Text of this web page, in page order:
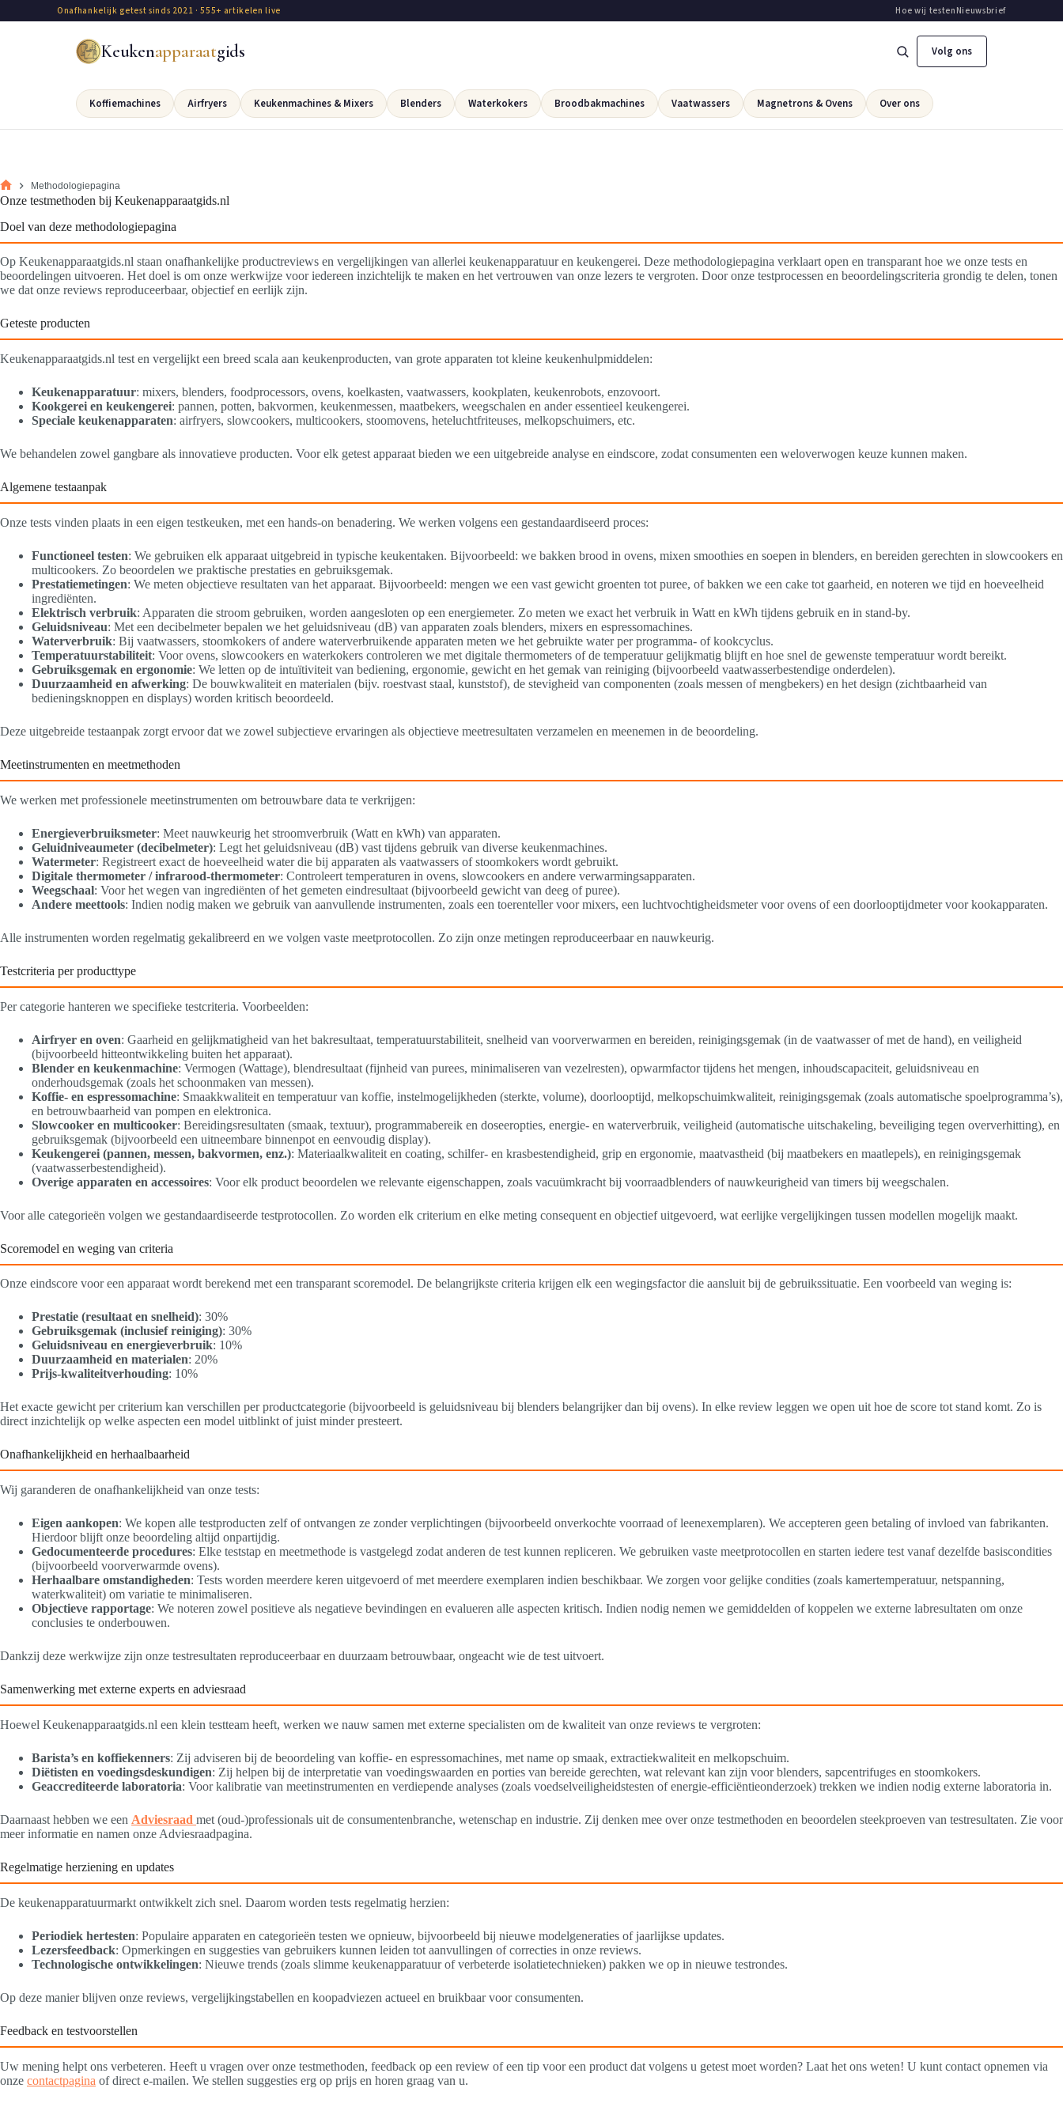
Onafhankelijk getest sinds 2021 · 555+ artikelen live Hoe wij testenNieuwsbrief
Keukenapparaatgids Volg ons
Koffiemachines Airfryers Keukenmachines & Mixers Blenders Waterkokers Broodbakmachines Vaatwassers Magnetrons & Ovens Over ons
Methodologiepagina
Onze testmethoden bij Keukenapparaatgids.nl
Doel van deze methodologiepagina
Op Keukenapparaatgids.nl staan onafhankelijke productreviews en vergelijkingen van allerlei keukenapparatuur en keukengerei. Deze methodologiepagina verklaart open en transparant hoe we onze tests en
beoordelingen uitvoeren. Het doel is om onze werkwijze voor iedereen inzichtelijk te maken en het vertrouwen van onze lezers te vergroten. Door onze testprocessen en beoordelingscriteria grondig te delen, tonen
we dat onze reviews reproduceerbaar, objectief en eerlijk zijn.
Geteste producten
Keukenapparaatgids.nl test en vergelijkt een breed scala aan keukenproducten, van grote apparaten tot kleine keukenhulpmiddelen:
Keukenapparatuur: mixers, blenders, foodprocessors, ovens, koelkasten, vaatwassers, kookplaten, keukenrobots, enzovoort.
Kookgerei en keukengerei: pannen, potten, bakvormen, keukenmessen, maatbekers, weegschalen en ander essentieel keukengerei.
Speciale keukenapparaten: airfryers, slowcookers, multicookers, stoomovens, heteluchtfriteuses, melkopschuimers, etc.
We behandelen zowel gangbare als innovatieve producten. Voor elk getest apparaat bieden we een uitgebreide analyse en eindscore, zodat consumenten een weloverwogen keuze kunnen maken.
Algemene testaanpak
Onze tests vinden plaats in een eigen testkeuken, met een hands-on benadering. We werken volgens een gestandaardiseerd proces:
Functioneel testen: We gebruiken elk apparaat uitgebreid in typische keukentaken. Bijvoorbeeld: we bakken brood in ovens, mixen smoothies en soepen in blenders, en bereiden gerechten in slowcookers en
multicookers. Zo beoordelen we praktische prestaties en gebruiksgemak.
Prestatiemetingen: We meten objectieve resultaten van het apparaat. Bijvoorbeeld: mengen we een vast gewicht groenten tot puree, of bakken we een cake tot gaarheid, en noteren we tijd en hoeveelheid
ingrediënten.
Elektrisch verbruik: Apparaten die stroom gebruiken, worden aangesloten op een energiemeter. Zo meten we exact het verbruik in Watt en kWh tijdens gebruik en in stand-by.
Geluidsniveau: Met een decibelmeter bepalen we het geluidsniveau (dB) van apparaten zoals blenders, mixers en espressomachines.
Waterverbruik: Bij vaatwassers, stoomkokers of andere waterverbruikende apparaten meten we het gebruikte water per programma- of kookcyclus.
Temperatuurstabiliteit: Voor ovens, slowcookers en waterkokers controleren we met digitale thermometers of de temperatuur gelijkmatig blijft en hoe snel de gewenste temperatuur wordt bereikt.
Gebruiksgemak en ergonomie: We letten op de intuïtiviteit van bediening, ergonomie, gewicht en het gemak van reiniging (bijvoorbeeld vaatwasserbestendige onderdelen).
Duurzaamheid en afwerking: De bouwkwaliteit en materialen (bijv. roestvast staal, kunststof), de stevigheid van componenten (zoals messen of mengbekers) en het design (zichtbaarheid van
bedieningsknoppen en displays) worden kritisch beoordeeld.
Deze uitgebreide testaanpak zorgt ervoor dat we zowel subjectieve ervaringen als objectieve meetresultaten verzamelen en meenemen in de beoordeling.
Meetinstrumenten en meetmethoden
We werken met professionele meetinstrumenten om betrouwbare data te verkrijgen:
Energieverbruiksmeter: Meet nauwkeurig het stroomverbruik (Watt en kWh) van apparaten.
Geluidniveaumeter (decibelmeter): Legt het geluidsniveau (dB) vast tijdens gebruik van diverse keukenmachines.
Watermeter: Registreert exact de hoeveelheid water die bij apparaten als vaatwassers of stoomkokers wordt gebruikt.
Digitale thermometer / infrarood-thermometer: Controleert temperaturen in ovens, slowcookers en andere verwarmingsapparaten.
Weegschaal: Voor het wegen van ingrediënten of het gemeten eindresultaat (bijvoorbeeld gewicht van deeg of puree).
Andere meettools: Indien nodig maken we gebruik van aanvullende instrumenten, zoals een toerenteller voor mixers, een luchtvochtigheidsmeter voor ovens of een doorlooptijdmeter voor kookapparaten.
Alle instrumenten worden regelmatig gekalibreerd en we volgen vaste meetprotocollen. Zo zijn onze metingen reproduceerbaar en nauwkeurig.
Testcriteria per producttype
Per categorie hanteren we specifieke testcriteria. Voorbeelden:
Airfryer en oven: Gaarheid en gelijkmatigheid van het bakresultaat, temperatuurstabiliteit, snelheid van voorverwarmen en bereiden, reinigingsgemak (in de vaatwasser of met de hand), en veiligheid
(bijvoorbeeld hitteontwikkeling buiten het apparaat).
Blender en keukenmachine: Vermogen (Wattage), blendresultaat (fijnheid van purees, minimaliseren van vezelresten), opwarmfactor tijdens het mengen, inhoudscapaciteit, geluidsniveau en
onderhoudsgemak (zoals het schoonmaken van messen).
Koffie- en espressomachine: Smaakkwaliteit en temperatuur van koffie, instelmogelijkheden (sterkte, volume), doorlooptijd, melkopschuimkwaliteit, reinigingsgemak (zoals automatische spoelprogramma’s),
en betrouwbaarheid van pompen en elektronica.
Slowcooker en multicooker: Bereidingsresultaten (smaak, textuur), programmabereik en doseeropties, energie- en waterverbruik, veiligheid (automatische uitschakeling, beveiliging tegen oververhitting), en
gebruiksgemak (bijvoorbeeld een uitneembare binnenpot en eenvoudig display).
Keukengerei (pannen, messen, bakvormen, enz.): Materiaalkwaliteit en coating, schilfer- en krasbestendigheid, grip en ergonomie, maatvastheid (bij maatbekers en maatlepels), en reinigingsgemak
(vaatwasserbestendigheid).
Overige apparaten en accessoires: Voor elk product beoordelen we relevante eigenschappen, zoals vacuümkracht bij voorraadblenders of nauwkeurigheid van timers bij weegschalen.
Voor alle categorieën volgen we gestandaardiseerde testprotocollen. Zo worden elk criterium en elke meting consequent en objectief uitgevoerd, wat eerlijke vergelijkingen tussen modellen mogelijk maakt.
Scoremodel en weging van criteria
Onze eindscore voor een apparaat wordt berekend met een transparant scoremodel. De belangrijkste criteria krijgen elk een wegingsfactor die aansluit bij de gebruikssituatie. Een voorbeeld van weging is:
Prestatie (resultaat en snelheid): 30%
Gebruiksgemak (inclusief reiniging): 30%
Geluidsniveau en energieverbruik: 10%
Duurzaamheid en materialen: 20%
Prijs-kwaliteitverhouding: 10%
Het exacte gewicht per criterium kan verschillen per productcategorie (bijvoorbeeld is geluidsniveau bij blenders belangrijker dan bij ovens). In elke review leggen we open uit hoe de score tot stand komt. Zo is
direct inzichtelijk op welke aspecten een model uitblinkt of juist minder presteert.
Onafhankelijkheid en herhaalbaarheid
Wij garanderen de onafhankelijkheid van onze tests:
Eigen aankopen: We kopen alle testproducten zelf of ontvangen ze zonder verplichtingen (bijvoorbeeld onverkochte voorraad of leenexemplaren). We accepteren geen betaling of invloed van fabrikanten.
Hierdoor blijft onze beoordeling altijd onpartijdig.
Gedocumenteerde procedures: Elke teststap en meetmethode is vastgelegd zodat anderen de test kunnen repliceren. We gebruiken vaste meetprotocollen en starten iedere test vanaf dezelfde basiscondities
(bijvoorbeeld voorverwarmde ovens).
Herhaalbare omstandigheden: Tests worden meerdere keren uitgevoerd of met meerdere exemplaren indien beschikbaar. We zorgen voor gelijke condities (zoals kamertemperatuur, netspanning,
waterkwaliteit) om variatie te minimaliseren.
Objectieve rapportage: We noteren zowel positieve als negatieve bevindingen en evalueren alle aspecten kritisch. Indien nodig nemen we gemiddelden of koppelen we externe labresultaten om onze
conclusies te onderbouwen.
Dankzij deze werkwijze zijn onze testresultaten reproduceerbaar en duurzaam betrouwbaar, ongeacht wie de test uitvoert.
Samenwerking met externe experts en adviesraad
Hoewel Keukenapparaatgids.nl een klein testteam heeft, werken we nauw samen met externe specialisten om de kwaliteit van onze reviews te vergroten:
Barista’s en koffiekenners: Zij adviseren bij de beoordeling van koffie- en espressomachines, met name op smaak, extractiekwaliteit en melkopschuim.
Diëtisten en voedingsdeskundigen: Zij helpen bij de interpretatie van voedingswaarden en porties van bereide gerechten, wat relevant kan zijn voor blenders, sapcentrifuges en stoomkokers.
Geaccrediteerde laboratoria: Voor kalibratie van meetinstrumenten en verdiepende analyses (zoals voedselveiligheidstesten of energie-efficiëntieonderzoek) trekken we indien nodig externe laboratoria in.
Daarnaast hebben we een Adviesraad met (oud-)professionals uit de consumentenbranche, wetenschap en industrie. Zij denken mee over onze testmethoden en beoordelen steekproeven van testresultaten. Zie voor
meer informatie en namen onze Adviesraadpagina.
Regelmatige herziening en updates
De keukenapparatuurmarkt ontwikkelt zich snel. Daarom worden tests regelmatig herzien:
Periodiek hertesten: Populaire apparaten en categorieën testen we opnieuw, bijvoorbeeld bij nieuwe modelgeneraties of jaarlijkse updates.
Lezersfeedback: Opmerkingen en suggesties van gebruikers kunnen leiden tot aanvullingen of correcties in onze reviews.
Technologische ontwikkelingen: Nieuwe trends (zoals slimme keukenapparatuur of verbeterde isolatietechnieken) pakken we op in nieuwe testrondes.
Op deze manier blijven onze reviews, vergelijkingstabellen en koopadviezen actueel en bruikbaar voor consumenten.
Feedback en testvoorstellen
Uw mening helpt ons verbeteren. Heeft u vragen over onze testmethoden, feedback op een review of een tip voor een product dat volgens u getest moet worden? Laat het ons weten! U kunt contact opnemen via
onze contactpagina of direct e-mailen. We stellen suggesties erg op prijs en horen graag van u.